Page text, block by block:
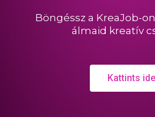
Böngéssz a KreaJob-
álmaid kreatív
Kattints ide